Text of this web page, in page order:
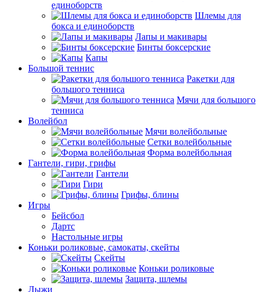
единоборств
Шлемы для
бокса и единоборств
Лапы и макивары
Бинты боксерские
Капы
Большой теннис
Ракетки для
большого тенниса
Мячи для большого
тенниса
Волейбол
Мячи волейбольные
Сетки волейбольные
Форма волейбольная
Гантели, гири, грифы
Гантели
Гири
Грифы, блины
Игры
Бейсбол
Дартс
Настольные игры
Коньки роликовые, самокаты, скейты
Скейты
Коньки роликовые
Защита, шлемы
Лыжи